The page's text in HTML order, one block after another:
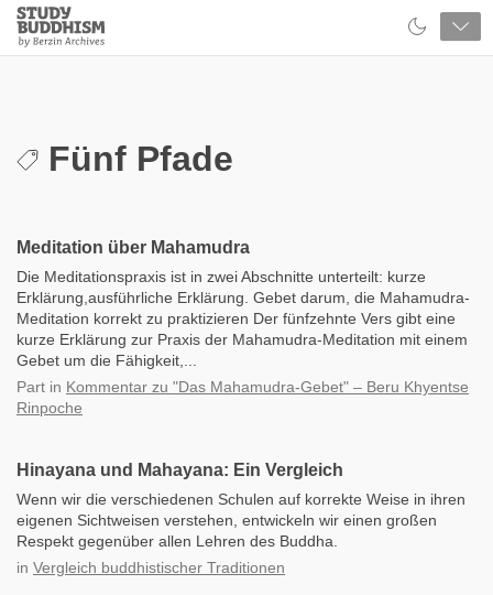
Close
Study
Buddhism
Fünf Pfade
Meditation über Mahamudra
Die Meditationspraxis ist in zwei Abschnitte unterteilt: kurze
Erklärung,ausführliche Erklärung. Gebet darum, die Mahamudra-
Meditation korrekt zu praktizieren Der fünfzehnte Vers gibt eine
kurze Erklärung zur Praxis der Mahamudra-Meditation mit einem
Gebet um die Fähigkeit,...
Part in Kommentar zu "Das Mahamudra-Gebet" – Beru Khyentse
Rinpoche
Hinayana und Mahayana: Ein Vergleich
Wenn wir die verschiedenen Schulen auf korrekte Weise in ihren
eigenen Sichtweisen verstehen, entwickeln wir einen großen
Respekt gegenüber allen Lehren des Buddha.
in Vergleich buddhistischer Traditionen